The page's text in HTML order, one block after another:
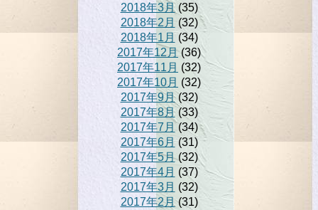
2018年3月(35)
2018年2月 (32)
2018年1月 (34)
2017年12月 (36)
2017年11月 (32)
2017年10月 (32)
2017年9月(32)
2017年8月(33)
2017年7月 (34)
2017年6月(31)
2017年5月(32)
2017年4月 (37)
2017年3月 (32)
2017年2月 (31)